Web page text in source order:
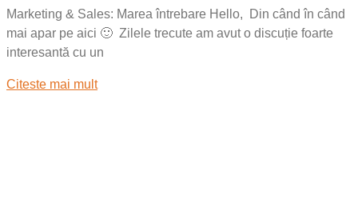
Marketing & Sales: Marea întrebare Hello, Din când în când
mai apar pe aici 🙂 Zilele trecute am avut o discuție foarte
interesantă cu un
Citeste mai mult